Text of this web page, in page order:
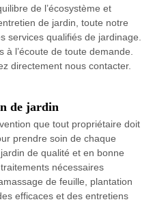
de l’écosystème et
de jardin, toute notre
services qualifiés de jardinage.
l’écoute de toute demande.
directement nous contacter.
de jardin
que tout propriétaire doit
prendre soin de chaque
de qualité et en bonne
nécessaires
de feuille, plantation
efficaces et des entretiens